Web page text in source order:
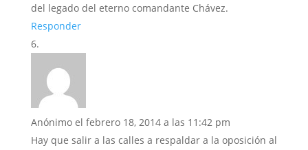
del legado del eterno comandante Chávez.
Responder
Anónimo el febrero 18, 2014 a las 11:42 pm
Hay que salir a las calles a respaldar a la oposición al